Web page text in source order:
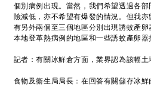
個別病例出現。當然，我們希望透過各
險減低，亦不希望有爆發的情況。但我
有另外兩個至三個地區分別出現誘蚊產
本地登革熱病例的地區和一些誘蚊產卵
記者：有關冰鮮倉方面，業界認為該幅
食物及衞生局局長：在回答有關儲存冰